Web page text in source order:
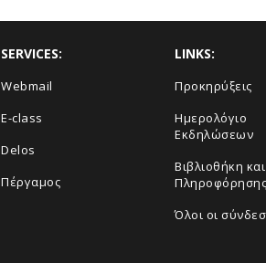
SERVICES:
Webmail
E-class
Delos
Πέργαμος
LINKS:
Προκηρύξεις
Ημερολόγιο
Εκδηλώσεων
Βιβλιοθήκη
Πληροφόρησης
Όλοι οι